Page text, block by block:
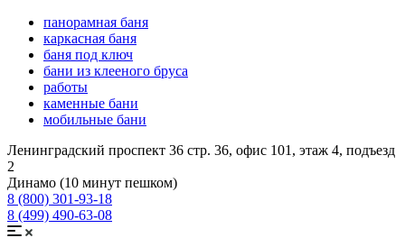
панорамная баня
каркасная баня
баня под ключ
бани из клееного бруса
работы
каменные бани
мобильные бани
Ленинградский проспект 36 стр. 36, офис 101, этаж 4, подъезд
2
Динамо (10 минут пешком)
8 (800) 301-93-18
8 (499) 490-63-08